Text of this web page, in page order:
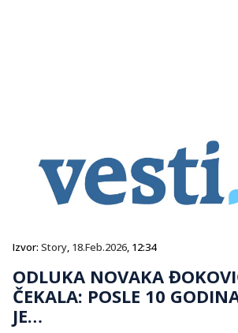
Izvor: Story, 18.Feb.2026, 12:34
ODLUKA NOVAKA
ČEKALA: POSLE 10
JE…